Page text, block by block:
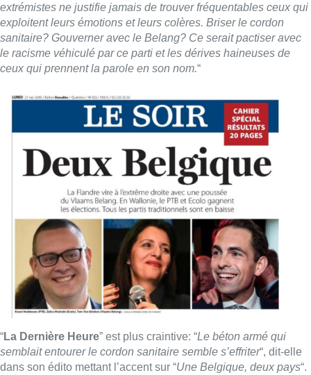
extrémistes ne justifie jamais de trouver fréquentables ceux qui
exploitent leurs émotions et leurs colères. Briser le cordon
sanitaire? Gouverner avec le Belang? Ce serait pactiser avec
le racisme véhiculé par ce parti et les dérives haineuses de
ceux qui prennent la parole en son nom.“
“La Dernière Heure” est plus craintive: “Le béton armé qui
semblait entourer le cordon sanitaire semble s’effriter“, dit-elle
dans son édito mettant l’accent sur “Une Belgique, deux pays“.